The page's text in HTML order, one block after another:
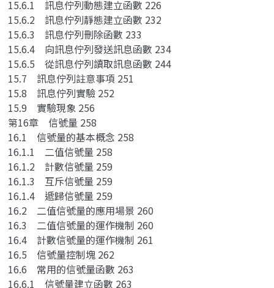
15.6.1 訊息佇列動態建立函數 226
15.6.2 訊息佇列靜態建立函數 232
15.6.3 訊息佇列刪除函數 233
15.6.4 向訊息佇列發送訊息函數 234
15.6.5 從訊息佇列讀取訊息函數 244
15.7 訊息佇列註意事項 251
15.8 訊息佇列實驗 252
15.9 實驗現象 256
第16章 信號量 258
16.1 信號量的基本概念 258
16.1.1 二值信號量 258
16.1.2 計數信號量 259
16.1.3 互斥信號量 259
16.1.4 遞歸信號量 259
16.2 二值信號量的應用場景 260
16.3 二值信號量的運作機制 260
16.4 計數信號量的運作機制 261
16.5 信號量控制塊 262
16.6 常用的信號量函數 263
16.6.1 信號量建立函數 263